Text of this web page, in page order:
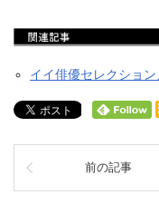
イイ俳優セレクショ
前の記事